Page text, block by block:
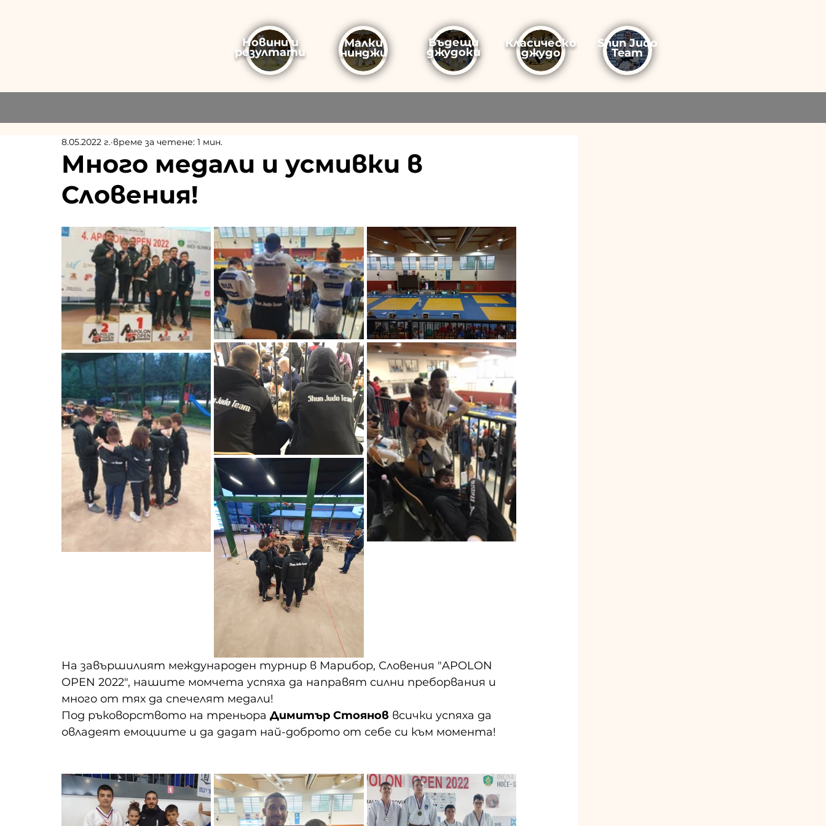
Новини и
резултати
Малки
нинджи
Бъдещи
джудоки
Класическо
джудо
Shun Judo
Team
Много медали и усмивки в
Словения!
8.05.2022 г. време за четене: 1 мин.
На завършилият международен турнир в Марибор, Словения "APOLON
OPEN 2022", нашите момчета успяха да направят силни преборвания и
много от тях да спечелят медали!
Под ръковорството на треньора Димитър Стоянов всички успяха да
овладеят емоциите и да дадат най-доброто от себе си към момента!